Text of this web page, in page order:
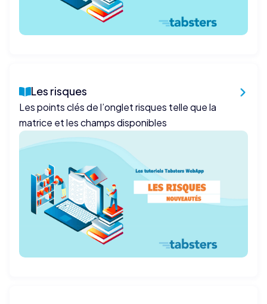
Les risques
Les points clés de l’onglet risques telle que la
matrice et les champs disponibles